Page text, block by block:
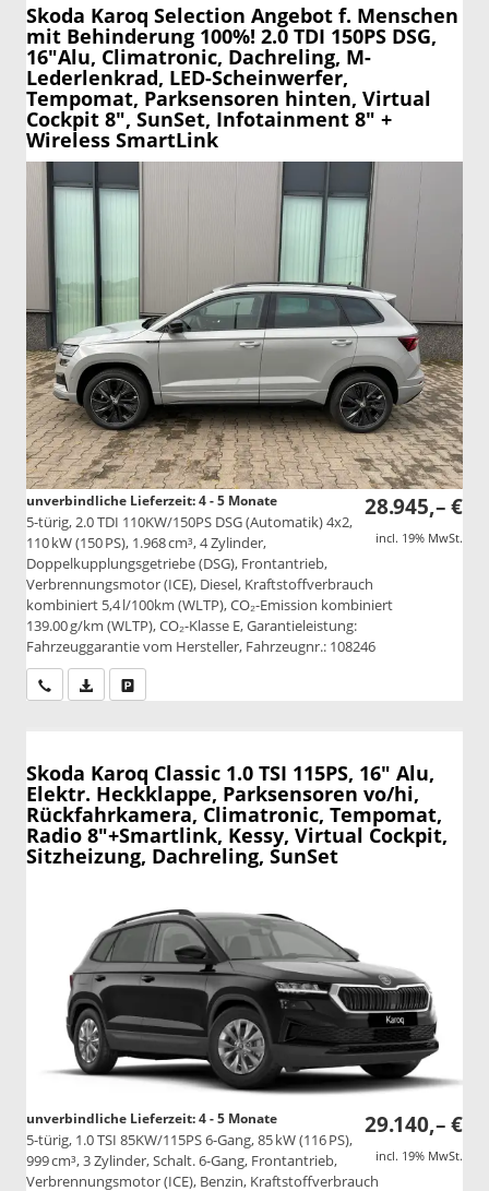
Skoda Karoq Selection Angebot f. Menschen
mit Behinderung 100%! 2.0 TDI 150PS DSG,
16"Alu, Climatronic, Dachreling, M-
Lederlenkrad, LED-Scheinwerfer,
Tempomat, Parksensoren hinten, Virtual
Cockpit 8", SunSet, Infotainment 8" +
Wireless SmartLink
28.945,– €
incl. 19% MwSt.
unverbindliche Lieferzeit: 4 - 5 Monate
5-türig, 2.0 TDI 110KW/150PS DSG (Automatik) 4x2,
110 kW (150 PS), 1.968 cm³, 4 Zylinder,
Doppelkupplungsgetriebe (DSG), Frontantrieb,
Verbrennungsmotor (ICE), Diesel, Kraftstoffverbrauch
kombiniert 5,4 l/100km (WLTP), CO₂-Emission kombiniert
139.00 g/km (WLTP), CO₂-Klasse E, Garantieleistung:
Fahrzeuggarantie vom Hersteller, Fahrzeugnr.: 108246
Wir rufen Sie anPDF-Datei, Fahrzeugexposé drucken
Skoda Karoq Classic 1.0 TSI 115PS, 16" Alu,
Elektr. Heckklappe, Parksensoren vo/hi,
Rückfahrkamera, Climatronic, Tempomat,
Radio 8"+Smartlink, Kessy, Virtual Cockpit,
Sitzheizung, Dachreling, SunSet
29.140,– €
incl. 19% MwSt.
unverbindliche Lieferzeit: 4 - 5 Monate
5-türig, 1.0 TSI 85KW/115PS 6-Gang, 85 kW (116 PS),
999 cm³, 3 Zylinder, Schalt. 6-Gang, Frontantrieb,
Verbrennungsmotor (ICE), Benzin, Kraftstoffverbrauch